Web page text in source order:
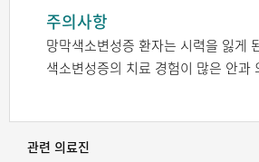
주의사항
망막색소변성증 환자는 시력을 잃게
색소변성증의 치료 경험이 많은 안
관련 의료진